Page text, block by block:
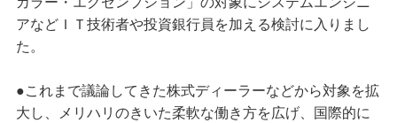
アなどＩＴ技術者や投資銀行員を加える検討に入りまし
た。
●これまで議論してきた株式ディーラーなどから対象を拡
大し、メリハリのきいた柔軟な働き方を広げ、国際的に